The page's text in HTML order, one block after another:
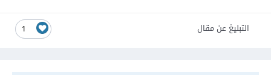
1 التبليغ عن مقال